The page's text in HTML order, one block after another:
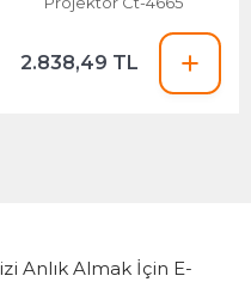
2.838,49 TL
Anlık Almak İçin E-